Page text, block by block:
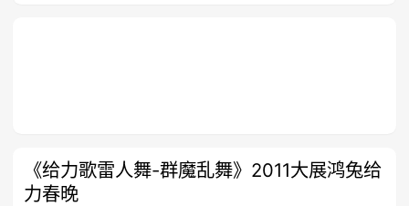
《给力歌雷人舞-群魔乱舞》2011大展鸿兔给
力春晚